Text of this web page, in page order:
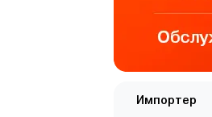
Импортер